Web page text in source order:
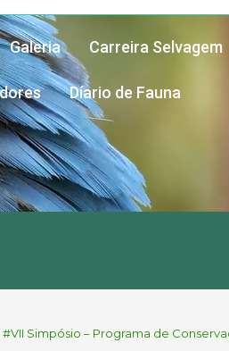
Galeria Carreira Selvagem
Díario de Fauna
#VII Simpósio – Programa de